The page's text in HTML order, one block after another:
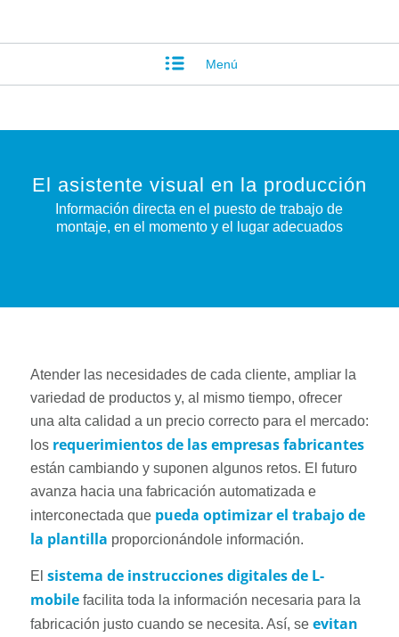
Menú
El asistente visual en la producción
Información directa en el puesto de trabajo de
montaje, en el momento y el lugar adecuados
Atender las necesidades de cada cliente, ampliar la
variedad de productos y, al mismo tiempo, ofrecer
una alta calidad a un precio correcto para el mercado:
los requerimientos de las empresas fabricantes
están cambiando y suponen algunos retos. El futuro
avanza hacia una fabricación automatizada e
interconectada que pueda optimizar el trabajo de
la plantilla proporcionándole información.
El sistema de instrucciones digitales de L-
mobilefacilita toda la información necesaria para la
fabricación justo cuando se necesita. Así, se evitan